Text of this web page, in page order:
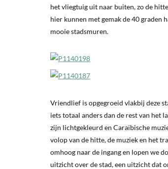
het vliegtuig uit naar buiten, zo de
hier kunnen met gemak de 40 graden
mooie stadsmuren.
Vriendlief is opgegroeid vlakbij deze
iets totaal anders dan de rest van het
zijn lichtgekleurd en Caraïbische
volop van de hitte, de muziek en het
omhoog naar de ingang en lopen we
uitzicht over de stad, een uitzicht dat